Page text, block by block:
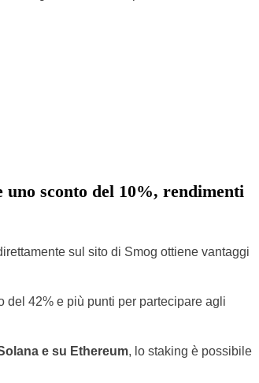
sconto del 10%, rendimenti
sul sito di Smog ottiene vantaggi
del 42% e più punti per partecipare agli
e su Ethereum, lo staking è possibile